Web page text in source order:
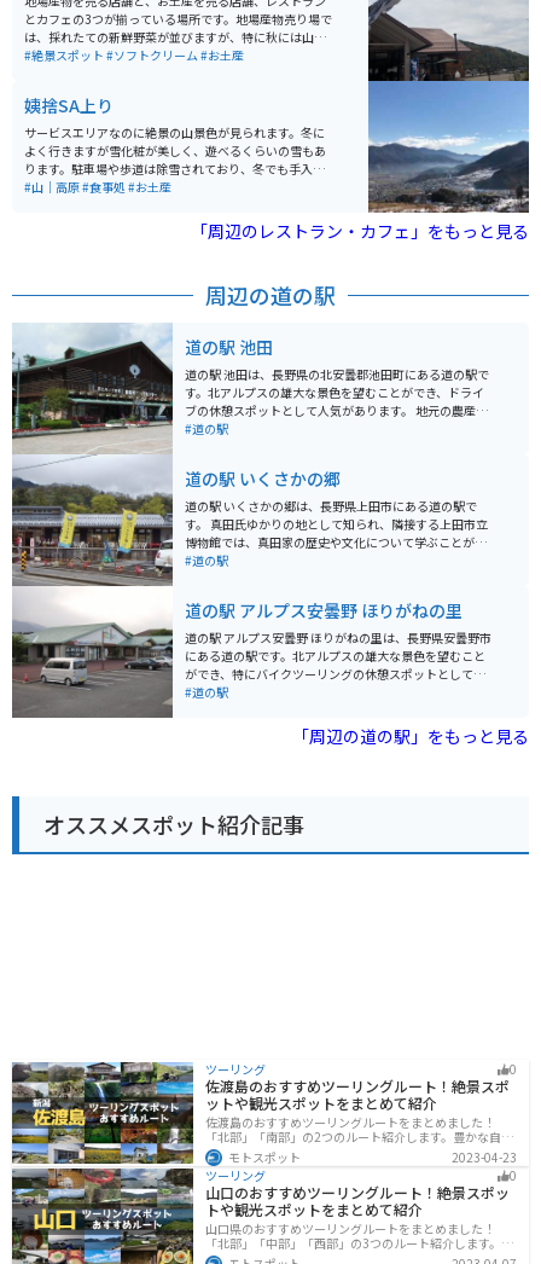
とカフェの3つが揃っている場所です。地場産物売り場で
は、採れたての新鮮野菜が並びますが、特に秋には山辺
の名産品の新鮮なぶどうがたくさん売られています。多
では、種類豊富なワインが売られています。またカフェ
では、巨峰ソフトが売られていて、晴れている日はテラ
ス席で景色を楽しみながらソフトクリームが味わえま
す。
#絶景スポット #ソフトクリーム#お土産
姨捨SA上り
サービスエリアなのに絶景の山景色が見られます。冬に
よく行きますが雪化粧が美しく、遊べるくらいの雪もあ
ります。駐車場や歩道は除雪されており、冬でも手入れ
が行き届いていると感じます。フードが美味しいのも嬉
#山｜高原#食事処 #お土産
「周辺のレストラン・カフェ」をもっと見る
周辺の道の駅
道の駅 池田
道の駅 池田は、長野県の北安曇郡池田町にある道の駅で
す。北アルプスの雄大な景色を望むことができ、ドライ
ブの休憩スポットとして人気があります。 地元の農産物
が販売されている直売所があり、新鮮な野菜や果物を購
イクに乗っている方は、道の駅のすぐ近くにある大峰高
原に立ち寄ってみてください。ここは、日本一の星空ス
ポットとして有名で、夜には満天の星空を楽しむことが
できます。道の駅には、バイク専用の駐車場も用意され
ています。
#道の駅
道の駅 いくさかの郷
道の駅 いくさかの郷は、長野県上田市にある道の駅で
す。 真田氏ゆかりの地として知られ、隣接する上田市立
博物館では、真田家の歴史や文化について学ぶことがで
きます。 また、地元の農産物直売所では、新鮮な野菜や
周辺には、真田氏本城跡や上田城跡公園など、歴史的な
観光スポットも点在しています。 特に、上田城跡公園は
桜の名所としても知られており、春には多くの人で賑わ
います。 道の駅 いくさかの郷は、歴史と自然を感じなが
ら、地元の味覚を楽しむことができるスポットです。
#道の駅
道の駅 アルプス安曇野 ほりがねの里
道の駅 アルプス安曇野 ほりがねの里は、長野県安曇野市
にある道の駅です。北アルプスの雄大な景色を望むこと
ができ、特にバイクツーリングの休憩スポットとして人
気があります。 周辺には、わさび畑や大王わさび農場な
また、日帰り温泉施設の「ほりでーゆ～四季の郷」も併
設されており、旅の疲れを癒やすのに最適です。 地元の
です。道の駅からは、雄大な北アルプスの山麓を走る爽
快なワインディングロードを楽しむことができます。
#道の駅
「周辺の道の駅」をもっと見る
オススメスポット紹介記事
ツーリング 0
佐渡島のおすすめツーリングルート！絶景スポ
ットや観光スポットをまとめて紹介
佐渡島のおすすめツーリングルートをまとめました！
「北部」「南部」の2つのルート紹介します。豊かな自然
と歴史的なスポット、トキなどの貴重な動物を見られる
スポットが多数あります。バイクで佐渡島にツーリング
に行く際は参考にしてください。
モトスポット
2023-04-23
ツーリング
0
山口のおすすめツーリングルート！絶景スポッ
トや観光スポットをまとめて紹介
山口県のおすすめツーリングルートをまとめました！
「北部」「中部」「西部」の3つのルート紹介します。美
しい海岸線や山々を楽しむことができます。バイクで山